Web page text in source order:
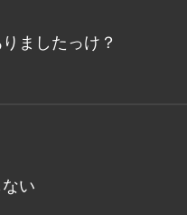
ましたっけ？
い